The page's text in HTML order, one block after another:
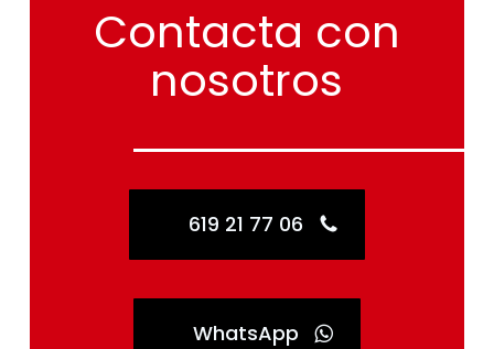
Contacta con
nosotros
619 21 77 06
WhatsApp